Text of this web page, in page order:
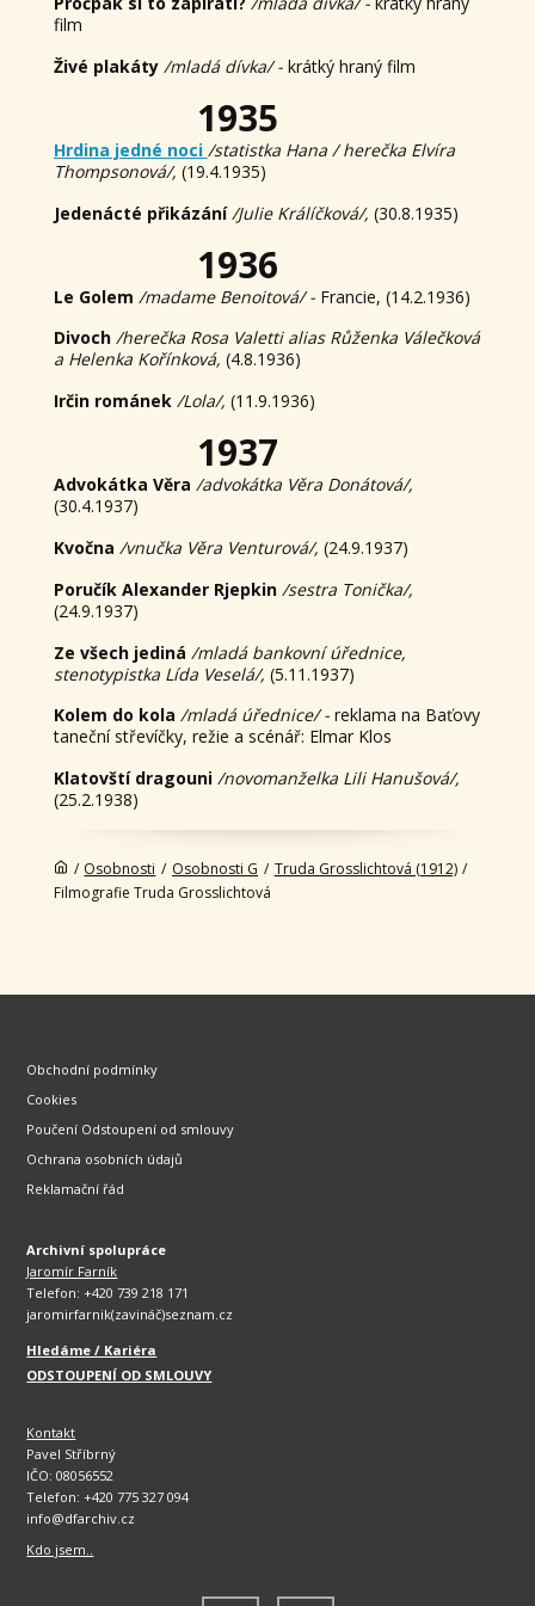
film
Živé plakáty /mladá dívka/ - krátký hraný film
1935
Hrdina jedné noci /statistka Hana / herečka Elvíra
Thompsonová/, (19.4.1935)
Jedenácté přikázání /Julie Králíčková/, (30.8.1935)
1936
Le Golem /madame Benoitová/ - Francie, (14.2.1936)
Divoch /herečka Rosa Valetti alias Růženka Válečková
a Helenka Kořínková, (4.8.1936)
Irčin románek /Lola/, (11.9.1936)
1937
Advokátka Věra /advokátka Věra Donátová/,
(30.4.1937)
Kvočna /vnučka Věra Venturová/, (24.9.1937)
Poručík Alexander Rjepkin/sestra Tonička/,
(24.9.1937)
Ze všech jediná /mladá bankovní úřednice,
stenotypistka Lída Veselá/, (5.11.1937)
Kolem do kola /mladá úřednice/ - reklama na Baťovy
taneční střevíčky, režie a scénář: Elmar Klos
Klatovští dragouni /novomanželka Lili Hanušová/,
(25.2.1938)
/ Osobnosti / Osobnosti G / Truda Grosslichtová (1912) /
Filmografie Truda Grosslichtová
Obchodní podmínky
Cookies
Poučení Odstoupení od smlouvy
Ochrana osobních údajů
Reklamační řád
Archivní spolupráce
Jaromír Farník
Telefon: +420 739 218 171
jaromirfarnik(zavináč)seznam.cz
Hledáme / Kariéra
ODSTOUPENÍ OD SMLOUVY
Kontakt
Pavel Stříbrný
IČO: 08056552
Telefon: +420 775 327 094
info@dfarchiv.cz
Kdo jsem..